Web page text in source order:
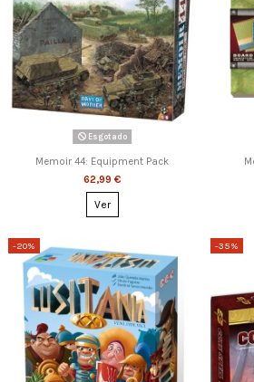
Esgotado
Memoir 44: Equipment Pack
62,99 €
Ver
-20% -35%